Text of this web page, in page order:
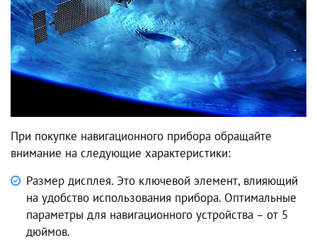
При покупке навигационного прибора обращайте
внимание на следующие характеристики:
Размер дисплея. Это ключевой элемент, влияющий
на удобство использования прибора. Оптимальные
параметры для навигационного устройства – от 5
дюймов.